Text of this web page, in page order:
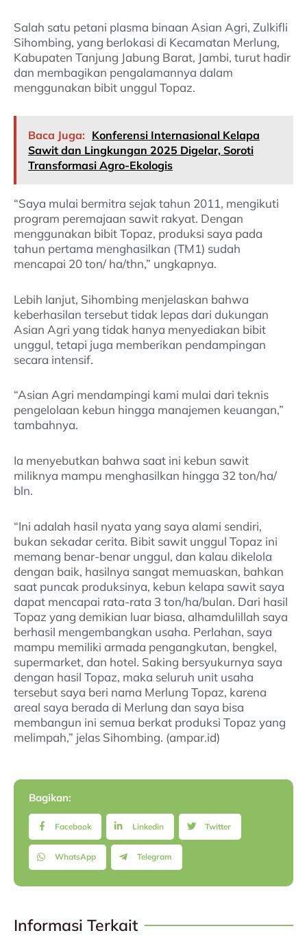
Salah satu petani plasma binaan Asian Agri, Zulkifli
Sihombing, yang berlokasi di Kecamatan Merlung,
Kabupaten Tanjung Jabung Barat, Jambi, turut hadir
dan membagikan pengalamannya dalam
menggunakan bibit unggul Topaz.
Baca Juga: Konferensi Internasional Kelapa
Sawit dan Lingkungan 2025 Digelar, Soroti
Transformasi Agro-Ekologis
“Saya mulai bermitra sejak tahun 2011, mengikuti
program peremajaan sawit rakyat. Dengan
menggunakan bibit Topaz, produksi saya pada
tahun pertama menghasilkan (TM1) sudah
mencapai 20 ton/ ha/thn,” ungkapnya.
Lebih lanjut, Sihombing menjelaskan bahwa
keberhasilan tersebut tidak lepas dari dukungan
Asian Agri yang tidak hanya menyediakan bibit
unggul, tetapi juga memberikan pendampingan
secara intensif.
“Asian Agri mendampingi kami mulai dari teknis
pengelolaan kebun hingga manajemen keuangan,”
tambahnya.
Ia menyebutkan bahwa saat ini kebun sawit
miliknya mampu menghasilkan hingga 32 ton/ha/
bln.
“Ini adalah hasil nyata yang saya alami sendiri,
bukan sekadar cerita. Bibit sawit unggul Topaz ini
memang benar-benar unggul, dan kalau dikelola
dengan baik, hasilnya sangat memuaskan, bahkan
saat puncak produksinya, kebun kelapa sawit saya
dapat mencapai rata-rata 3 ton/ha/bulan. Dari hasil
Topaz yang demikian luar biasa, alhamdulillah saya
berhasil mengembangkan usaha. Perlahan, saya
mampu memiliki armada pengangkutan, bengkel,
supermarket, dan hotel. Saking bersyukurnya saya
dengan hasil Topaz, maka seluruh unit usaha
tersebut saya beri nama Merlung Topaz, karena
areal saya berada di Merlung dan saya bisa
membangun ini semua berkat produksi Topaz yang
melimpah,” jelas Sihombing. (ampar.id)
Bagikan:
Facebook Linkedin Twitter
WhatsApp Telegram
Informasi Terkait